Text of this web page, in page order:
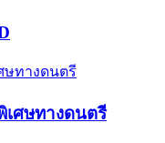
ศษทางดนตรี